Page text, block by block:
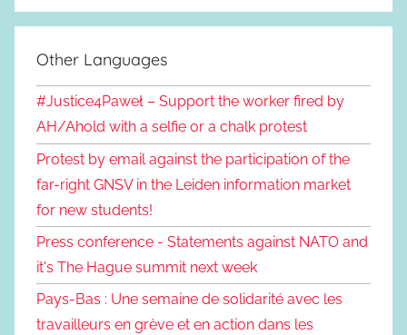
Other Languages
#Justice4Paweł – Support the worker fired by
AH/Ahold with a selfie or a chalk protest
Protest by email against the participation of the
far-right GNSV in the Leiden information market
for new students!
Press conference - Statements against NATO and
it's The Hague summit next week
Pays-Bas : Une semaine de solidarité avec les
travailleurs en grève et en action dans les